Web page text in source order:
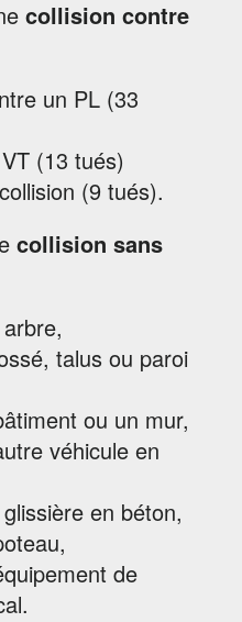
collision contre
un PL (33
(13 tués)
(9 tués).
collision sans
talus ou paroi
ou un mur,
véhicule en
en béton,
de